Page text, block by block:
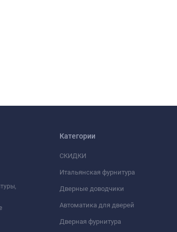
Категории
СКИДКИ
Итальянская фурнитура
Дверные доводчики
Автоматика для дверей
Дверная фурнитура